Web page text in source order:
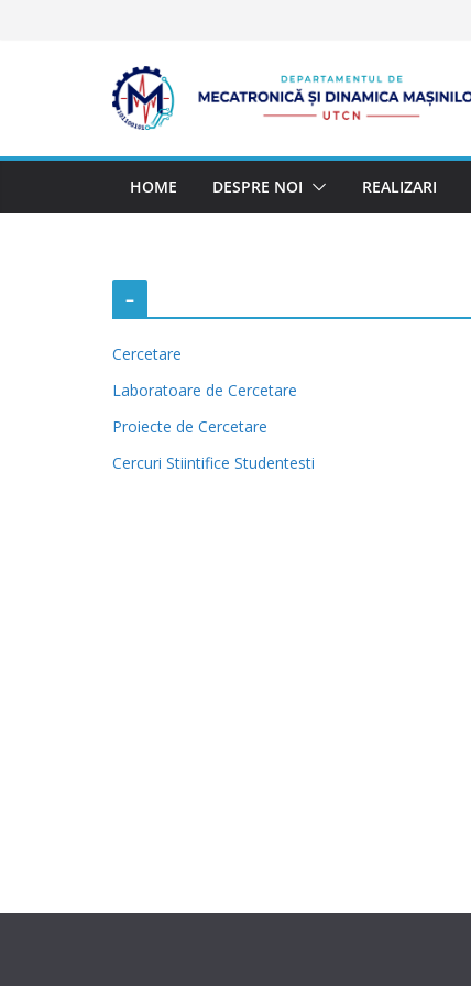
HOME DESPRE NOI REALIZARI
–
Cercetare
Laboratoare de Cercetare
Proiecte de Cercetare
Cercuri Stiintifice Studentesti